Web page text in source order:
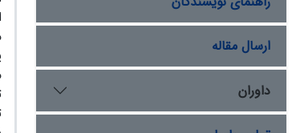
ارسال مقاله
داوران